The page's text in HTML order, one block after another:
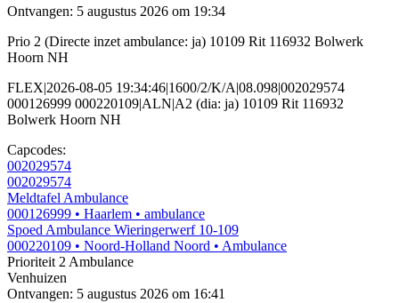
Ontvangen: 5 augustus 2026 om 19:34
Prio 2 (Directe inzet ambulance: ja) 10109 Rit 116932 Bolwerk
Hoorn NH
FLEX|2026-08-05 19:34:46|1600/2/K/A|08.098|002029574
000126999 000220109|ALN|A2 (dia: ja) 10109 Rit 116932
Bolwerk Hoorn NH
Capcodes:
002029574
002029574
Meldtafel Ambulance
000126999 • Haarlem • ambulance
Spoed Ambulance Wieringerwerf 10-109
000220109 • Noord-Holland Noord • Ambulance
Prioriteit 2 Ambulance
Venhuizen
Ontvangen: 5 augustus 2026 om 16:41